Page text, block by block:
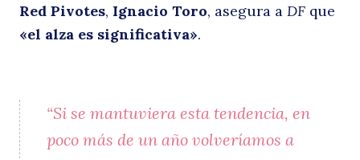
Red Pivotes, Ignacio Toro, asegura a DF que
«el alza es significativa».
“Si se mantuviera esta tendencia, en
poco más de un año volveríamos a